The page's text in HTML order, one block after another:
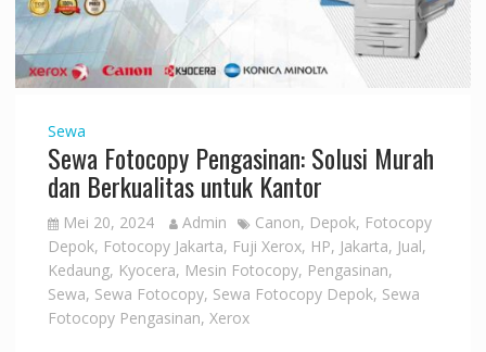
Sewa
Sewa Fotocopy Pengasinan: Solusi Murah
dan Berkualitas untuk Kantor
Mei 20, 2024 Admin Canon, Depok, Fotocopy
Depok, Fotocopy Jakarta, Fuji Xerox, HP, Jakarta, Jual,
Kedaung, Kyocera, Mesin Fotocopy, Pengasinan,
Sewa, Sewa Fotocopy, Sewa Fotocopy Depok, Sewa
Fotocopy Pengasinan, Xerox